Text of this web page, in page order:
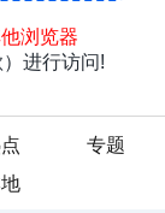
专题